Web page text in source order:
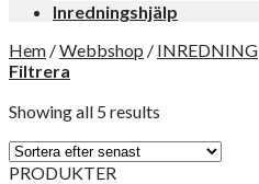
Inredningshjälp
Hem /Webbshop / INREDNING
Filtrera
Showing all 5 results
PRODUKTER